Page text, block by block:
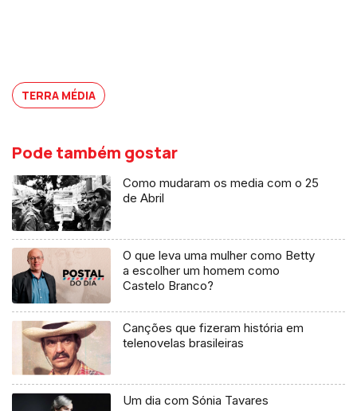
TERRA MÉDIA
Pode também gostar
Como mudaram os media com o 25
de Abril
O que leva uma mulher como Betty
a escolher um homem como
Castelo Branco?
Canções que fizeram história em
telenovelas brasileiras
Um dia com Sónia Tavares